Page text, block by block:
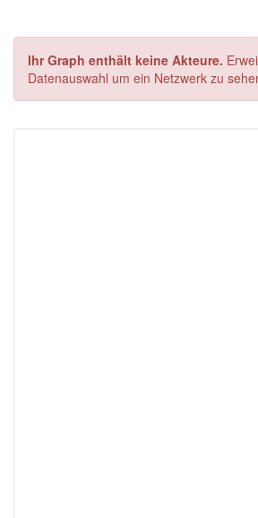
Ihr Graph enthält keine Akteure.
Datenauswahl um ein Netzwerk zu